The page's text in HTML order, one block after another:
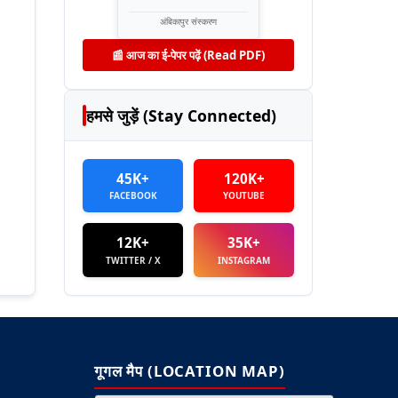
अंबिकापुर संस्करण
📰 आज का ई-पेपर पढ़ें (Read PDF)
हमसे जुड़ें (Stay Connected)
45K+
FACEBOOK
120K+
YOUTUBE
12K+
TWITTER / X
35K+
INSTAGRAM
गूगल मैप (LOCATION MAP)